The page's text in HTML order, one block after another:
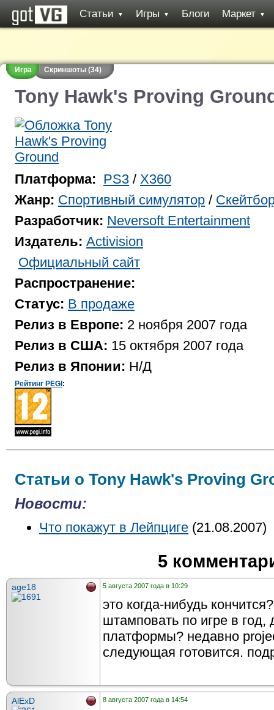
Статьи ▼ Игры ▼ Блоги Маркет ▼
Игра Скриншоты (34)
Tony Hawk's Proving
Платформа: PS3 / X360
Жанр: Спортивный симулятор /
Разработчик: Neversoft Entertainment
Издатель: Activision
Официальный сайт
Распространение:
Статус: В продаже
Релиз в Европе: 2 ноября 2007 года
Релиз в США: 15 октября 2007 года
Релиз в Японии: Н/Д
Рейтинг PEGI :
Статьи о Tony Hawk's Proving
Новости:
Что покажут в Лейпциге (21.08.2007)
5
age18 5 августа 2007 года в 10:29
это когда-нибудь
штамповать по игре в
платформы? недавно
следующая готовится.
AlExD 8 августа 2007 года в 14:54